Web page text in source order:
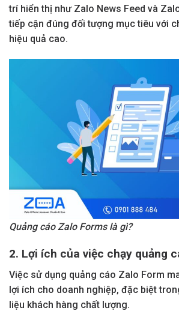
trí hiển thị như Zalo News Feed và
tiếp cận đúng đối tượng mục tiêu với
hiệu quả cao.
Quảng cáo Zalo Forms là gì?
2. Lợi ích của việc chạy quảng
Việc sử dụng quảng cáo Zalo Form
lợi ích cho doanh nghiệp, đặc biệt
liệu khách hàng chất lượng.